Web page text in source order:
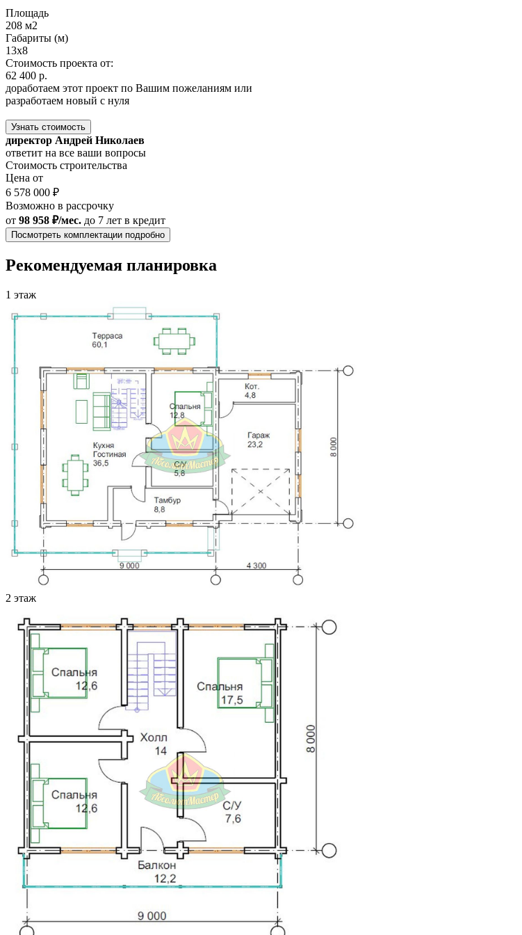
Площадь
208 м2
Габариты (м)
13x8
Стоимость проекта от:
62 400 р.
доработаем этот проект по Вашим пожеланиям или
разработаем новый с нуля
Узнать стоимость
директор Андрей Николаев
ответит на все ваши вопросы
Стоимость строительства
Цена от
6 578 000 ₽
Возможно в рассрочку
от 98 958 ₽/мес. до 7 лет в кредит
Посмотреть комплектации подробно
Рекомендуемая планировка
1 этаж
2 этаж